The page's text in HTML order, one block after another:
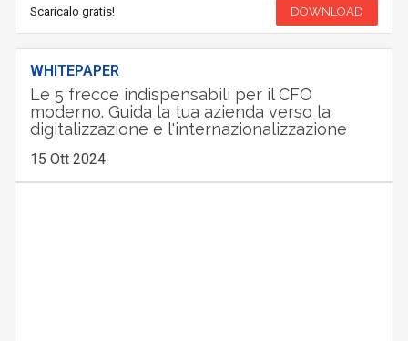
Scaricalo gratis! DOWNLOAD
WHITEPAPER
Le 5 frecce indispensabili per il CFO
moderno. Guida la tua azienda verso la
digitalizzazione e l'internazionalizzazione
15 Ott 2024